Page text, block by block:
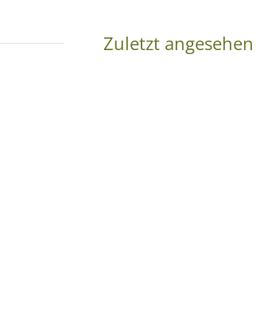
Zuletzt angesehen